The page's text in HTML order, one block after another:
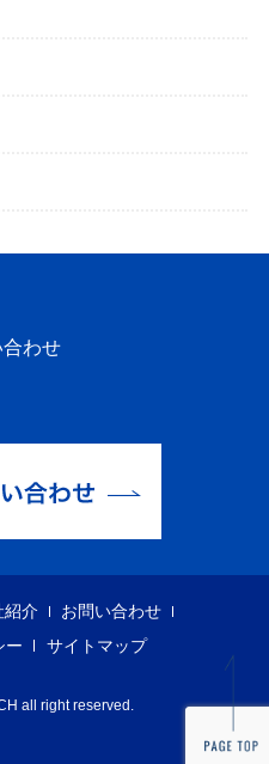
わせ
紹介
お問い合わせ
ー
サイトマップ
all right reserved.